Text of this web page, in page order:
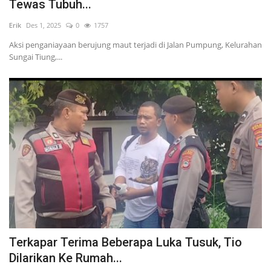
Tewas Tubuh...
Erik Des 1, 2025 0 1757
Aksi penganiayaan berujung maut terjadi di Jalan Pumpung, Kelurahan
Sungai Tiung,...
Terkapar Terima Beberapa Luka Tusuk, Tio
Dilarikan Ke Rumah...